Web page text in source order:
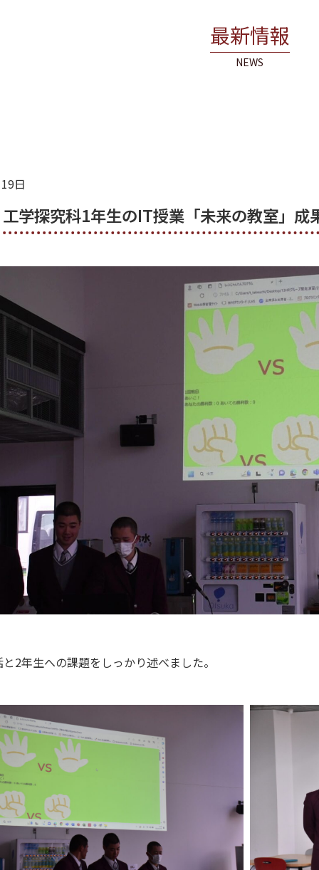
最新情報
NEWS
日
工学探究科1年生のIT授業「未来の教室」
2年生への課題をしっかり述べました。